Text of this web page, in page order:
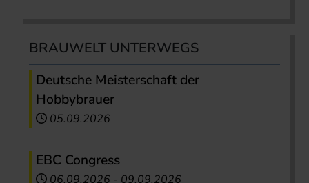
BRAUWELT UNTERWEGS
Deutsche Meisterschaft der
Hobbybrauer
05.09.2026
EBC Congress
06.09.2026 - 09.09.2026